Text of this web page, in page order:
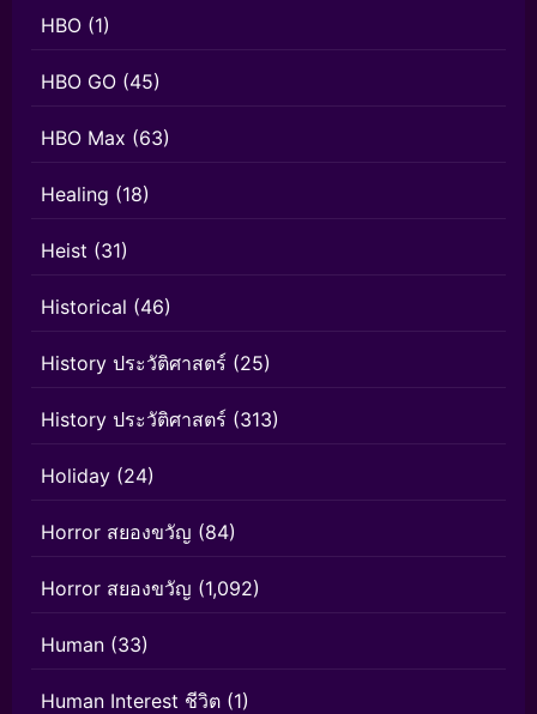
HBO (1)
HBO GO (45)
HBO Max (63)
Healing (18)
Heist (31)
Historical (46)
History ประวัติศาสตร์ (25)
History ประวัติศาสตร์ (313)
Holiday (24)
Horror สยองขวัญ (84)
Horror สยองขวัญ (1,092)
Human (33)
Human Interest ชีวิต (1)